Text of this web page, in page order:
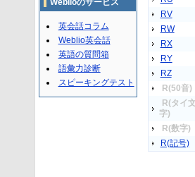
RV
RW
RX
RY
RZ
R(50音)
R(タイ
字)
R(数字)
R(記号)
英会話コラム
Weblio英会話
英語の質問箱
語彙力診断
スピーキングテスト